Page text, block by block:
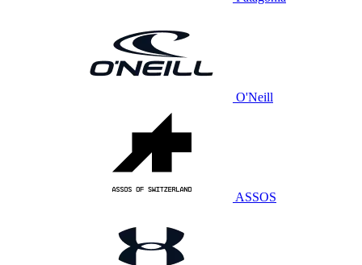
O'Neill
ASSOS